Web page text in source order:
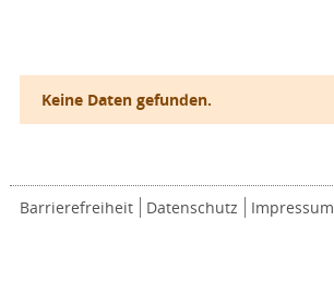
Keine Daten gefunden.
Barrierefreiheit Datenschutz Impressum